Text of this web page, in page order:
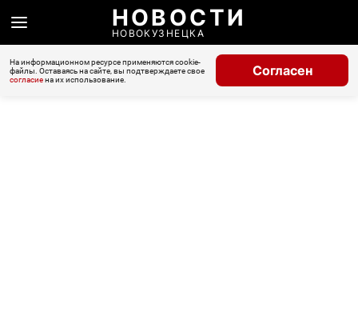
НОВОСТИ
НОВОКУЗНЕЦКА
На информационном ресурсе применяются cookie-
файлы. Оставаясь на сайте, вы подтверждаете свое
согласиена их использование.
Согласен